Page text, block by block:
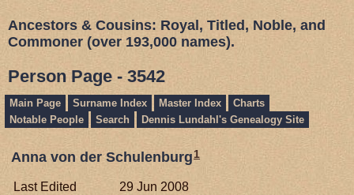
Ancestors & Cousins: Royal, Titled, Noble, and
Commoner (over 193,000 names).
Person Page - 3542
Main Page Surname Index Master Index
Charts
Notable People
Search Dennis Lundahl's Genealogy Site
Anna von der Schulenburg1
Last Edited
29 Jun 2008